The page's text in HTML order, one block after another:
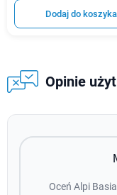
Dodaj do koszyka
Opinie
Oceń Alpi